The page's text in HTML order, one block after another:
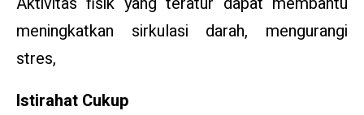
meningkatkan sirkulasi darah, mengurangi
stres,
Istirahat Cukup